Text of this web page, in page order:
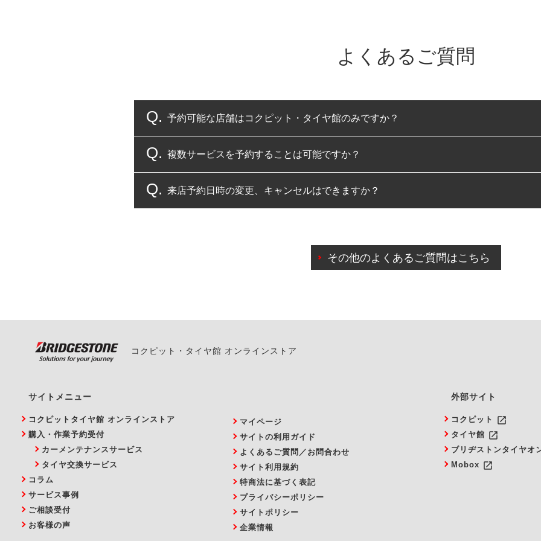
よくあるご質問
予約可能な店舗はコクピット・タイヤ館のみですか？
コクピット・タイヤ館のみとなります。
複数サービスを予約することは可能ですか？
複数サービスのご予約は可能です。
来店予約日時の変更、キャンセルはできますか？
また、やむを得ない事由によりご予約のキャンセルをご希望の際は、直接ご予約いた
その他のよくあるご質問はこちら
コクピット・タイヤ館 オンラインストア
サイトメニュー
コクピットタイヤ館 オンラインストア
購入・作業予約受付
カーメンテナンスサービス
タイヤ交換サービス
コラム
サービス事例
ご相談受付
お客様の声
マイページ
サイトの利用ガイド
よくあるご質問／お問合わせ
サイト利用規約
特商法に基づく表記
プライバシーポリシー
サイトポリシー
企業情報
外部サイト
コクピット launch
タイヤ館 launch
ブリヂストンタイヤオ
Mobox launch